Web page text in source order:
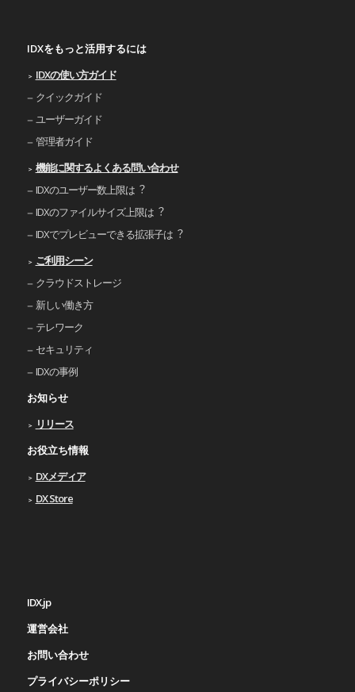
IDXをもっと活用するには
IDXの使い⽅ガイド
クイックガイド
ユーザーガイド
管理者ガイド
機能に関するよくある問い合わせ
IDXのユーザー数上限は︖
IDXのファイルサイズ上限は︖
IDXでプレビューできる拡張⼦は︖
ご利⽤シーン
クラウドストレージ
新しい働き⽅
テレワーク
セキュリティ
IDXの事例
お知らせ
リリース
お役立ち情報
DXメディア
DX Store
IDX.jp
運営会社
お問い合わせ
プライバシーポリシー